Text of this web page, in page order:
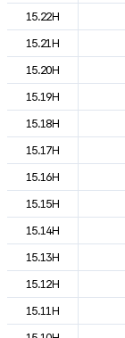
15.22H
15.21H
15.20H
15.19H
15.18H
15.17H
15.16H
15.15H
15.14H
15.13H
15.12H
15.11H